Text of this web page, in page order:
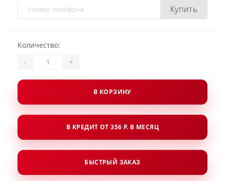
Купить
Количество:
- +
В КОРЗИНУ
В КРЕДИТ ОТ 356 Р. В МЕСЯЦ
БЫСТРЫЙ ЗАКАЗ